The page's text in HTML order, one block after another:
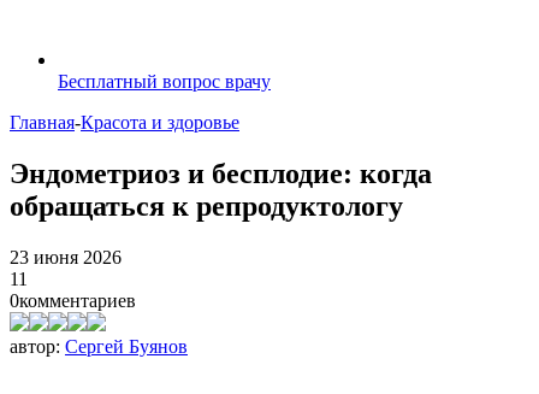
Бесплатный вопрос врачу
Главная-Красота и здоровье
Эндометриоз и бесплодие: когда
обращаться к репродуктологу
23 июня 2026
11
0комментариев
автор: Сергей Буянов